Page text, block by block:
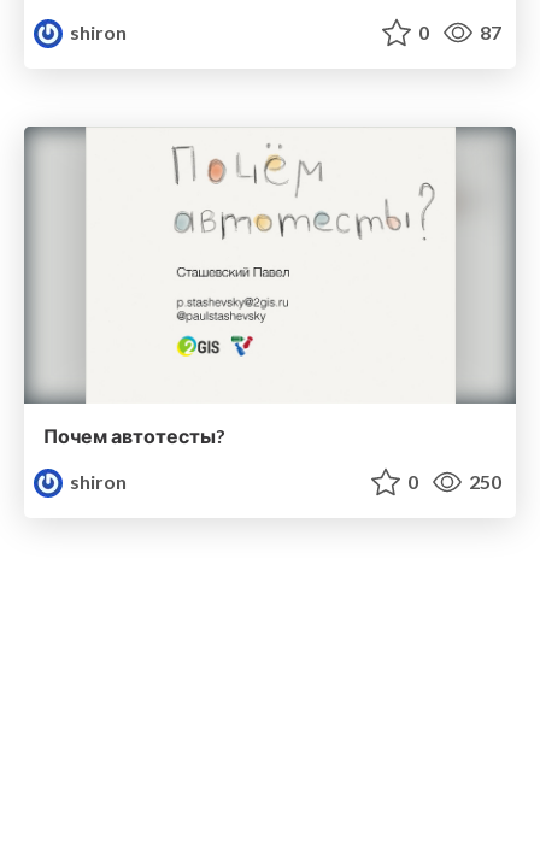
shiron
0 87
Почем автотесты?
shiron
0 250